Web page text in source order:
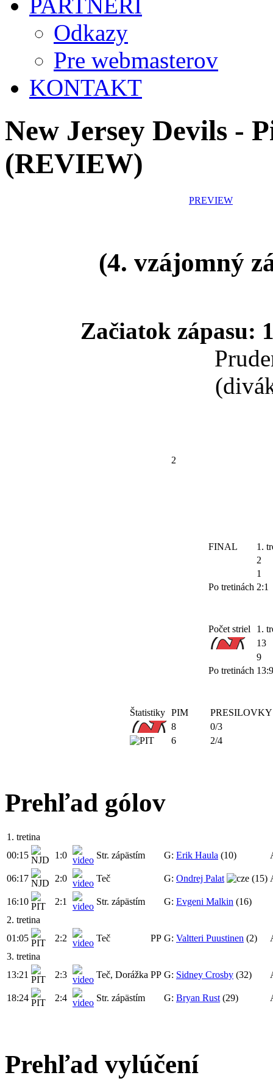
Odkazy
Pre webmasterov
KONTAKT
New Jersey Devils -
(REVIEW)
PREVIEW
(4. vzájomný
Začiatok zápasu:
2
FINAL
1.
2
1
Po tretinách 2:1
Počet striel
1.
13
9
Po tretinách 13:9
Štatistiky PIM
PRESILOVKY
8
0/3
6
2/4
Prehľad gólov
1. tretina
00:15
1:0 Str. zápästím G: Erik Haula (10)
06:17 2:0 Teč G: Ondrej Palat (15)
16:10 2:1 Str. zápästím G: Evgeni Malkin (16)
2. tretina
01:05
2:2 Teč PP G: Valtteri Puustinen (2)
3. tretina
13:21
2:3 Teč, Dorážka PP G: Sidney Crosby (32)
18:24 2:4 Str. zápästím G: Bryan Rust (29)
Prehľad vylúčení